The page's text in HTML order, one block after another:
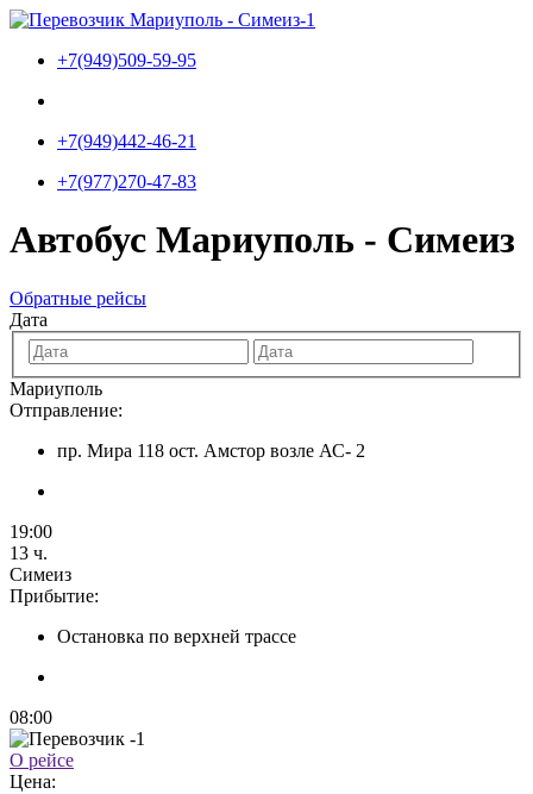
Перейти
содержимому
+7(949)509-59-95
+7(949)442-46-21
+7(977)270-47-83
Автобус Мариуполь - Симеиз
Обратные рейсы
Дата
Мариуполь
Отправление:
пр. Мира 118 ост. Амстор возле АС- 2
19:00
13 ч.
Симеиз
Прибытие:
Остановка по верхней трассе
08:00
О рейсе
Цена: